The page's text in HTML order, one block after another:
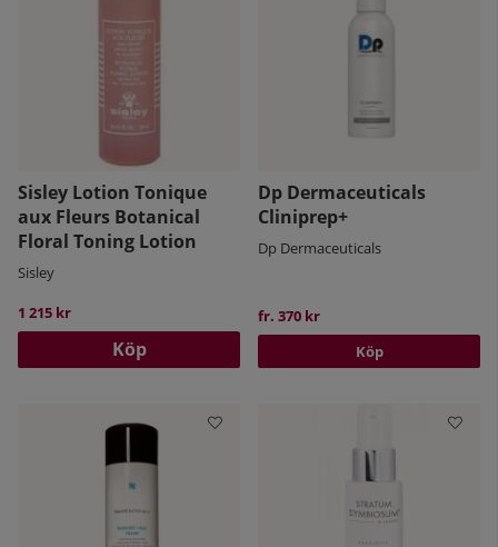
Sisley Lotion Tonique
aux Fleurs Botanical
Floral Toning Lotion
Sisley
1 215 kr
Köp
Dp Dermaceuticals
Cliniprep+
Dp Dermaceuticals
fr. 370 kr
Köp